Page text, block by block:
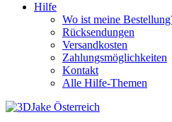
Hilfe
Wo ist meine
Rücksendungen
Versandkosten
Zahlungsmöglichkeiten
Kontakt
Alle Hilfe-Themen